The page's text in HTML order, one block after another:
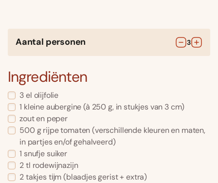
Aantal personen 3
Ingrediënten
3el olijfolie
1 kleine aubergine(à 250 g, in stukjes van 3 cm)
zout en peper
500 g rijpe tomaten(verschillende kleuren en maten,
in partjes en/of gehalveerd)
1 snufje suiker
2tl rodewijnazijn
2takjes tĳm(blaadjes gerist + extra)